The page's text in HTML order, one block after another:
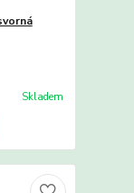
Skladem